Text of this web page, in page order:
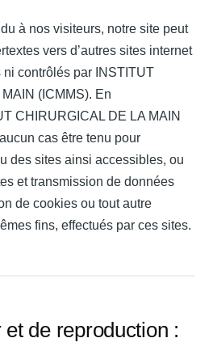
à nos visiteurs, notre site peut
vers d’autres sites internet
contrôlés par INSTITUT
(ICMMS). En
CHIRURGICAL DE LA MAIN
cas être tenu pour
des sites ainsi accessibles, ou
et transmission de données
de cookies ou tout autre
fins, effectués par ces sites.
et de reproduction :